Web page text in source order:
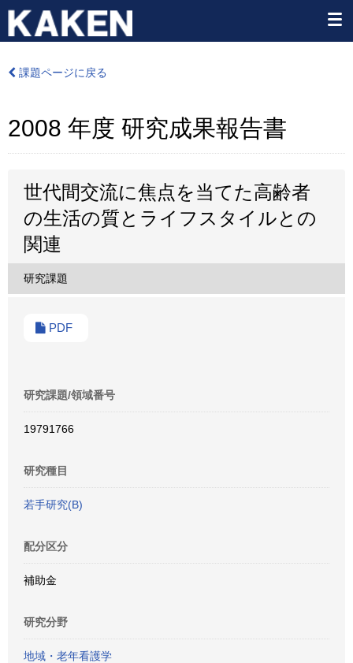
課題ページに戻る
2008 年度 研究成果報告書
世代間交流に焦点を当てた高齢者
の生活の質とライフスタイルとの
関連
研究課題
PDF
研究課題/領域番号
19791766
研究種目
若手研究(B)
配分区分
補助金
研究分野
地域・老年看護学